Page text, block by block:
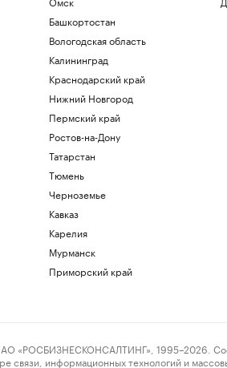
Башкортостан
Вологодская область
Калининград
Краснодарский край
Нижний Новгород
Пермский край
Ростов-на-Дону
Татарстан
Тюмень
Черноземье
Кавказ
Карелия
Мурманск
Приморский край
1995–2026.
связи, информационных технологий и